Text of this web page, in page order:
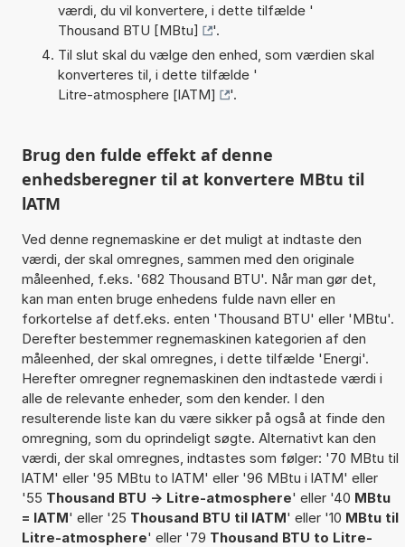
værdi, du vil konvertere, i dette tilfælde '
Thousand BTU [MBtu]
'.
Til slut skal du vælge den enhed, som værdien skal
konverteres til, i dette tilfælde '
Litre-atmosphere [lATM]
'.
Brug den fulde effekt af denne
enhedsberegner til at konvertere MBtu til
lATM
Ved denne regnemaskine er det muligt at indtaste den
værdi, der skal omregnes, sammen med den originale
måleenhed, f.eks. '682 Thousand BTU'. Når man gør det,
kan man enten bruge enhedens fulde navn eller en
forkortelse af detf.eks. enten 'Thousand BTU' eller 'MBtu'.
Derefter bestemmer regnemaskinen kategorien af den
måleenhed, der skal omregnes, i dette tilfælde 'Energi'.
Herefter omregner regnemaskinen den indtastede værdi i
alle de relevante enheder, som den kender. I den
resulterende liste kan du være sikker på også at finde den
omregning, som du oprindeligt søgte. Alternativt kan den
værdi, der skal omregnes, indtastes som følger: '70 MBtu til
lATM' eller '95 MBtu to lATM' eller '96 MBtu i lATM' eller
'55 Thousand BTU -> Litre-atmosphere' eller '40 MBtu
= lATM' eller '25 Thousand BTU til lATM' eller '10 MBtu til
Litre-atmosphere' eller '79 Thousand BTU to Litre-